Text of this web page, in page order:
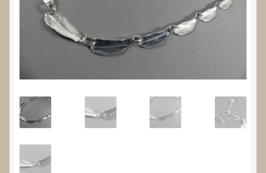
Video’s
Submenu
uitvouwen